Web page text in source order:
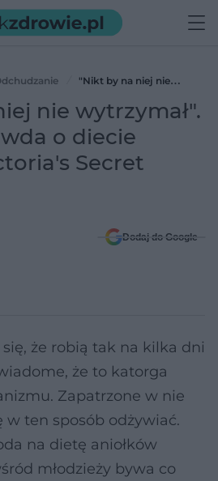
"Nikt by na niej nie
o diecie aniołków Victoria's Secret
nie wytrzymał".
o diecie
Secret
Dodaj do Google
się, że robią tak na kilka dni
że to katorga
Zapatrzone w nie
w ten sposób odżywiać.
na dietę aniołków
młodzieży bywa co